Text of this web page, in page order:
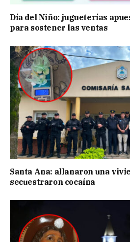
Día del Niño: jugueterías
para sostener las ventas
Santa Ana: allanaron una
secuestraron cocaína